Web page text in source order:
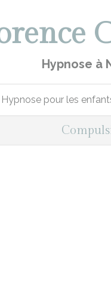
Hypnose à
Hypnose pour les